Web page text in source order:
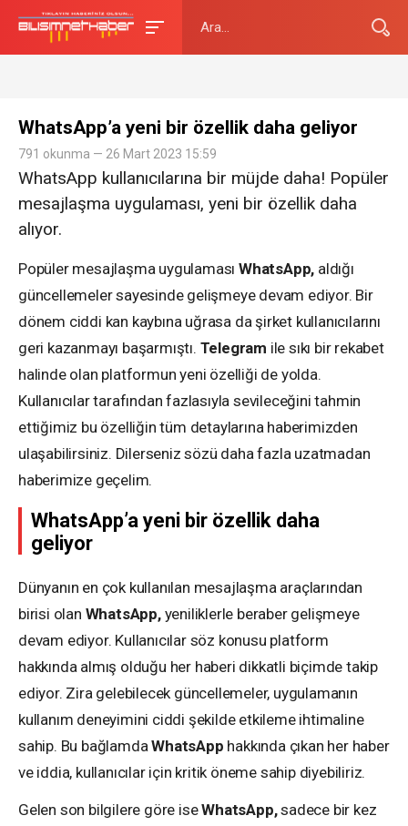
WhatsApp’a yeni bir özellik daha geliyor
791 okunma — 26 Mart 2023 15:59
WhatsApp kullanıcılarına bir müjde daha! Popüler
mesajlaşma uygulaması, yeni bir özellik daha
alıyor.
Popüler mesajlaşma uygulaması WhatsApp, aldığı
güncellemeler sayesinde gelişmeye devam ediyor. Bir
dönem ciddi kan kaybına uğrasa da şirket kullanıcılarını
geri kazanmayı başarmıştı. Telegram ile sıkı bir rekabet
halinde olan platformun yeni özelliği de yolda.
Kullanıcılar tarafından fazlasıyla sevileceğini tahmin
ettiğimiz bu özelliğin tüm detaylarına haberimizden
ulaşabilirsiniz. Dilerseniz sözü daha fazla uzatmadan
haberimize geçelim.
WhatsApp’a yeni bir özellik daha
geliyor
Dünyanın en çok kullanılan mesajlaşma araçlarından
birisi olan WhatsApp,yeniliklerle beraber gelişmeye
devam ediyor. Kullanıcılar söz konusu platform
hakkında almış olduğu her haberi dikkatli biçimde takip
ediyor. Zira gelebilecek güncellemeler, uygulamanın
kullanım deneyimini ciddi şekilde etkileme ihtimaline
sahip. Bu bağlamdaWhatsApp hakkında çıkan her haber
ve iddia, kullanıcılar için kritik öneme sahip diyebiliriz.
Gelen son bilgilere göre iseWhatsApp,sadece bir kez